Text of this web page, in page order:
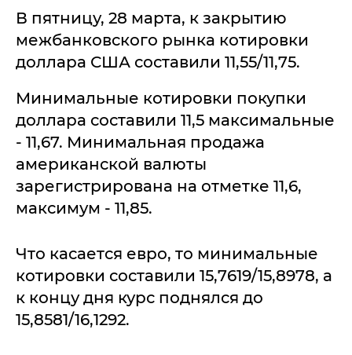
В пятницу, 28 марта, к закрытию
межбанковского рынка котировки
доллара США составили 11,55/11,75.
Минимальные котировки покупки
доллара составили 11,5 максимальные
- 11,67. Минимальная продажа
американской валюты
зарегистрирована на отметке 11,6,
максимум - 11,85.
Что касается евро, то минимальные
котировки составили 15,7619/15,8978, а
к концу дня курс поднялся до
15,8581/16,1292.